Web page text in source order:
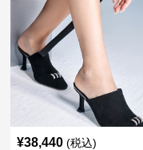
¥38,440 (税込)